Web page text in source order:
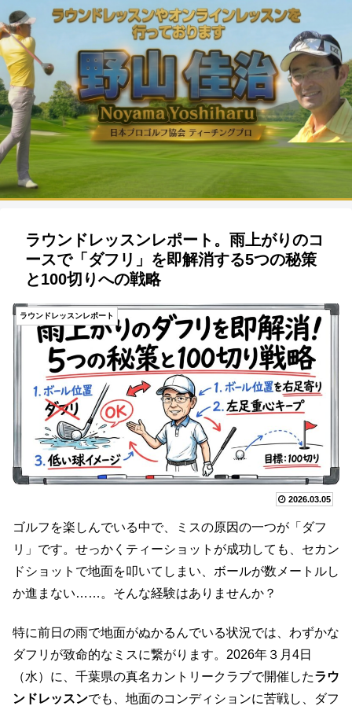
ラウンドレッスンレポート。雨上がりのコ
ースで「ダフリ」を即解消する5つの秘策
と100切りへの戦略
ラウンドレッスンレポート
2026.03.05
ゴルフを楽しんでいる中で、ミスの原因の一つが「ダフ
リ」です。せっかくティーショットが成功しても、セカン
ドショットで地面を叩いてしまい、ボールが数メートルし
か進まない……。そんな経験はありませんか？
特に前日の雨で地面がぬかるんでいる状況では、わずかな
ダフリが致命的なミスに繋がります。2026年３月4日
（水）に、千葉県の真名カントリークラブで開催したラウ
ンドレッスンでも、地面のコンディションに苦戦し、ダフ